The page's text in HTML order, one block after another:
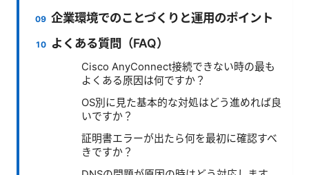
企業環境でのことづくりと運用のポイント
よくある質問（FAQ）
Cisco AnyConnect接続できない時の最も
よくある原因は何ですか？
OS別に見た基本的な対処はどう進めれば良
いですか？
証明書エラーが出たら何を最初に確認すべ
きですか？